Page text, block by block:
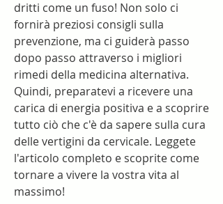
dritti come un fuso! Non solo ci
fornirà preziosi consigli sulla
prevenzione, ma ci guiderà passo
dopo passo attraverso i migliori
rimedi della medicina alternativa.
Quindi, preparatevi a ricevere una
carica di energia positiva e a scoprire
tutto ciò che c'è da sapere sulla cura
delle vertigini da cervicale. Leggete
l'articolo completo e scoprite come
tornare a vivere la vostra vita al
massimo!